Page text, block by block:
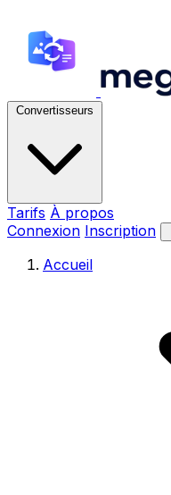
Convertisseurs
Tarifs À propos
Connexion Inscription
Accueil